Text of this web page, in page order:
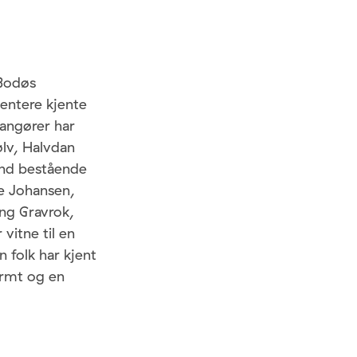
kjente
har
Halvdan
bestående
Johansen,
Gravrok,
vitne til en
folk har kjent
og en